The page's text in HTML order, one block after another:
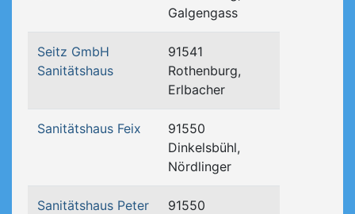
Galgengass
Seitz GmbH
Sanitätshaus
91541
Rothenburg,
Erlbacher
Sanitätshaus Feix
91550
Dinkelsbühl,
Nördlinger
Sanitätshaus Peter
91550